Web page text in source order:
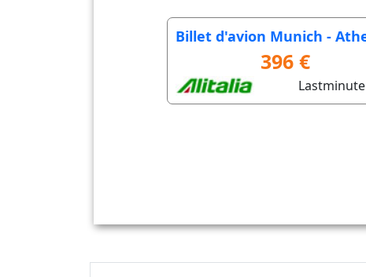
Billet d'avion Munich -
396 €